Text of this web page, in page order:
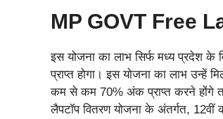
MP GOVT Free
इस योजना का लाभ सिर्फ मध्य प्रदेश के
प्राप्त होगा। इस योजना का लाभ उन्हें
कम से कम 70% अंक प्राप्त करने होंगे
लैपटॉप वितरण योजना के अंतर्गत, 12वीं